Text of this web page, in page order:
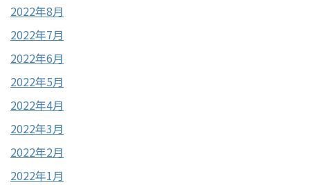
2022年8月
2022年7月
2022年6月
2022年5月
2022年4月
2022年3月
2022年2月
2022年1月